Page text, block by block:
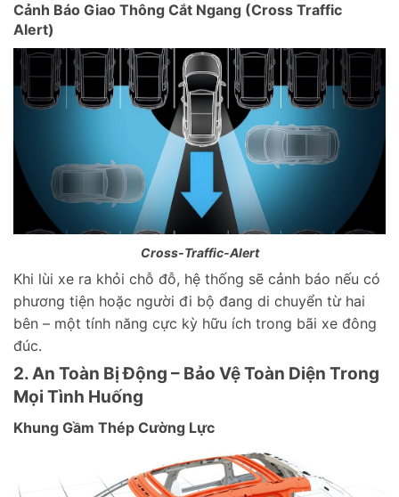
Cảnh Báo Giao Thông Cắt Ngang (Cross Traffic
Alert)
Cross-Traffic-Alert
Khi lùi xe ra khỏi chỗ đỗ, hệ thống sẽ cảnh báo nếu có
phương tiện hoặc người đi bộ đang di chuyển từ hai
bên – một tính năng cực kỳ hữu ích trong bãi xe đông
đúc.
2. An Toàn Bị Động – Bảo Vệ Toàn Diện Trong
Mọi Tình Huống
Khung Gầm Thép Cường Lực